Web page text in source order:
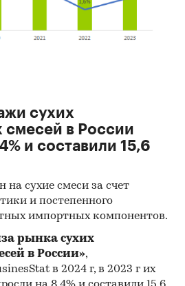
сухих
смесей в России
и составили 15,6
на сухие смеси за счет
и постепенного
импортных компонентов.
рынка сухих
в России»,
в 2024 г, в 2023 г их